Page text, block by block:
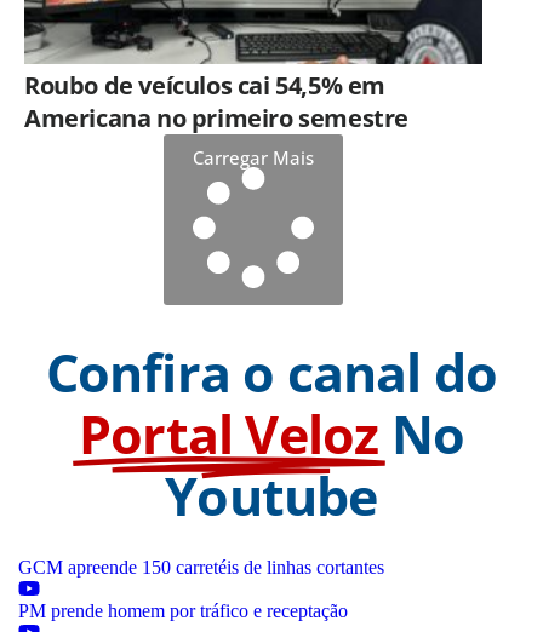
Roubo de veículos cai 54,5% em
Americana no primeiro semestre
Carregar Mais
Confira o canal do
Portal Veloz No
Youtube
GCM apreende 150 carretéis de linhas cortantes
PM prende homem por tráfico e receptação